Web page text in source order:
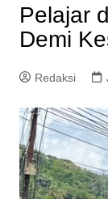
Pelajar
Demi
Redaksi